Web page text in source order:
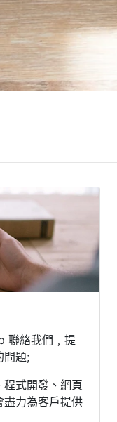
聯絡我們﹐提
問題;
式開發、網頁
盡力為客戶提供